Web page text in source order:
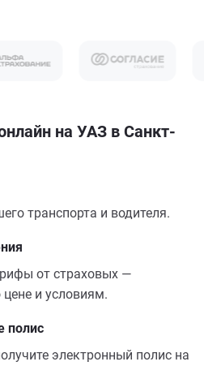
на УАЗ в Санкт-
транспорта и водителя.
от страховых —
и условиям.
полис
электронный полис на